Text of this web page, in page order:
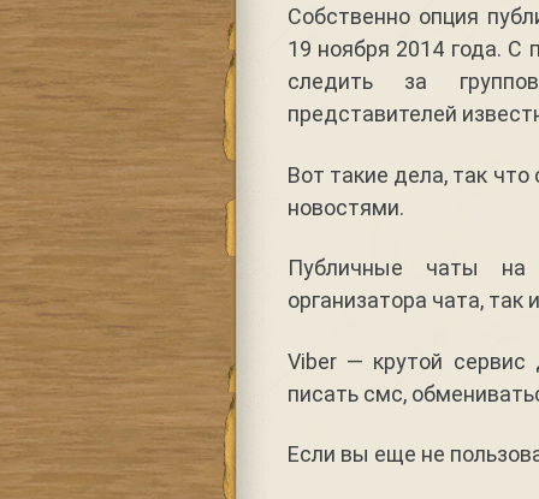
Собственно опция
19 ноября 2014 года. С
следить за
представителей
Вот такие дела, так
новостями.
Публичные чаты
организатора чата,
Viber — крутой
писать смс,
Если вы еще не